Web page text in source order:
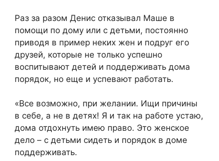
Раз за разом Денис отказывал Маше в
помощи по дому или с детьми, постоянно
приводя в пример неких жен и подруг его
друзей, которые не только успешно
воспитывают детей и поддерживать дома
порядок, но еще и успевают работать.
«Все возможно, при желании. Ищи причины
в себе, а не в детях! Я и так на работе устаю,
дома отдохнуть имею право. Это женское
дело – с детьми сидеть и порядок в доме
поддерживать.